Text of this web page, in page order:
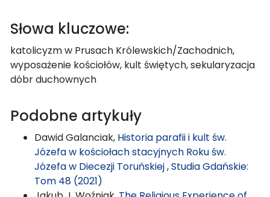
Słowa kluczowe:
katolicyzm w Prusach Królewskich/Zachodnich,
wyposażenie kościołów, kult świętych, sekularyzacja
dóbr duchownych
Podobne artykuły
Dawid Galanciak, Historia parafii i kult św.
Józefa w kościołach stacyjnych Roku św.
Józefa w Diecezji Toruńskiej,Studia Gdańskie:
Tom 48 (2021)